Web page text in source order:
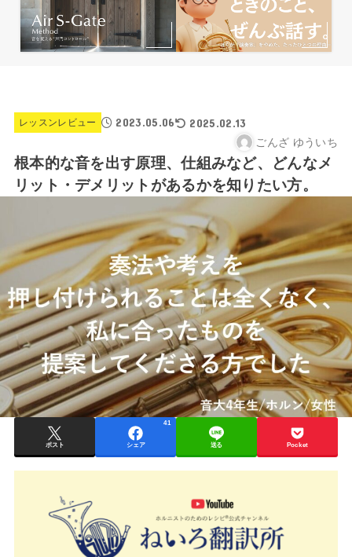
レッスンレビュー 2023.05.06 2025.02.13
ごんざ ゆういち
根本的な音を出す原理、仕組みなど、どんなメ
リット・デメリットがあるかを知りたい方。
ポスト シェア
41
送る Pocket